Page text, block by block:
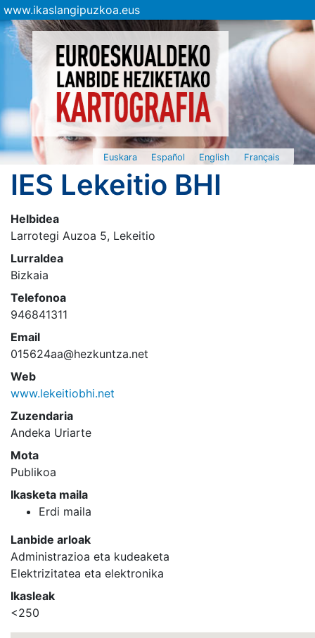
www.ikaslangipuzkoa.eus
Euskara Español English Français
IES Lekeitio BHI
Helbidea
Larrotegi Auzoa 5, Lekeitio
Lurraldea
Bizkaia
Telefonoa
946841311
Email
015624aa@hezkuntza.net
Web
www.lekeitiobhi.net
Zuzendaria
Andeka Uriarte
Mota
Publikoa
Ikasketa maila
Erdi maila
Lanbide arloak
Administrazioa eta kudeaketa
Elektrizitatea eta elektronika
Ikasleak
<250